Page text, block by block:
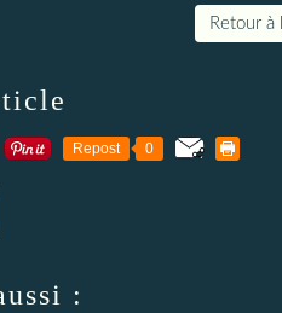
Retour à
Repost 0
: